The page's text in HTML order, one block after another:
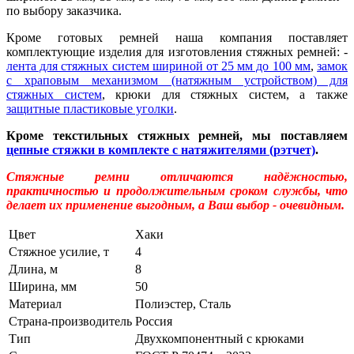
по выбору заказчика.
Кроме готовых ремней наша компания поставляет
комплектующие изделия для изготовления стяжных ремней: -
лента для стяжных систем шириной от 25 мм до 100 мм,замок
с храповым механизмом (натяжным устройством) для
стяжных систем, крюки для стяжных систем, а также
защитные пластиковые уголки.
Кроме текстильных стяжных ремней, мы поставляем
цепные стяжки в комплекте с натяжителями (рэтчет).
Стяжные ремни отличаются надёжностью,
практичностью и продолжительным сроком службы, что
делает их применение выгодным, а Ваш выбор - очевидным.
Цвет
Хаки
Стяжное усилие, т
4
Длина, м
8
Ширина, мм
50
Материал
Полиэстер, Сталь
Страна-производитель Россия
Тип
Двухкомпонентный с крюками